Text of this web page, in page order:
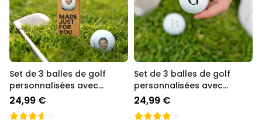
Personnalisable
Poster photo personnalisé
avec texte
plus de 400
exemplaires
vendus
29,99 €
Personnalisable
Chaussettes personnalisées
avec votre animal de
Set de 3 balles de golf
personnalisées avec
visage
24,99 €
Set de 3 balles de golf
personnalisées avec
monogramme
24,99 €